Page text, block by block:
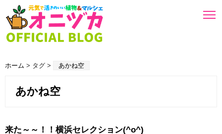
ホーム > タグ > あかね空
あかね空
来た～～！！横浜セレクション(^o^)